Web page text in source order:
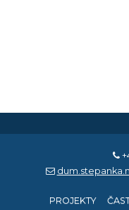
PROJEKTY